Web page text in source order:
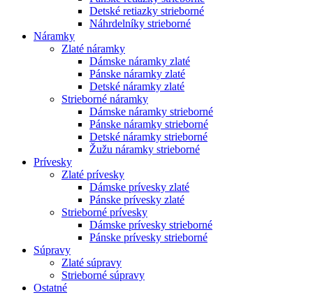
Detské retiazky strieborné
Náhrdelníky strieborné
Náramky
Zlaté náramky
Dámske náramky zlaté
Pánske náramky zlaté
Detské náramky zlaté
Strieborné náramky
Dámske náramky strieborné
Pánske náramky strieborné
Detské náramky strieborné
Žužu náramky strieborné
Prívesky
Zlaté prívesky
Dámske prívesky zlaté
Pánske prívesky zlaté
Strieborné prívesky
Dámske prívesky strieborné
Pánske prívesky strieborné
Súpravy
Zlaté súpravy
Strieborné súpravy
Ostatné